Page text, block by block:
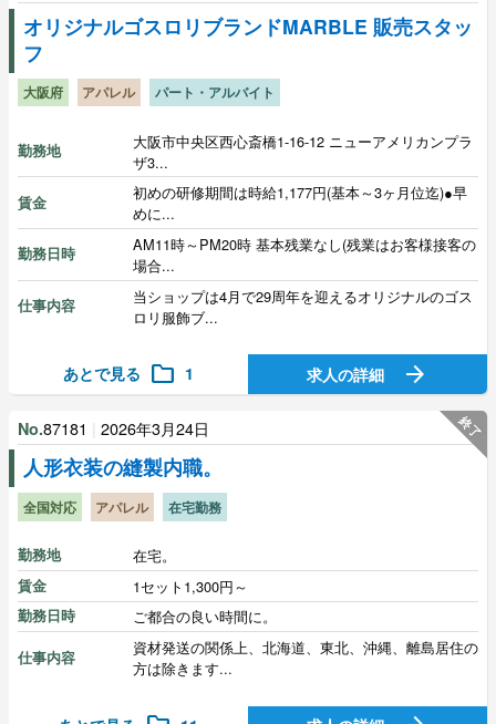
オリジナルゴスロリブランドMARBLE 販売スタッ
フ
大阪府 アパレル パート・アルバイト
勤務地
大阪市中央区西心斎橋1-16-12 ニューアメリカンプラ
ザ3...
賃金
初めの研修期間は時給1,177円(基本～3ヶ月位迄)●早
めに...
勤務日時
AM11時～PM20時 基本残業なし(残業はお客様接客の
場合...
仕事内容
当ショップは4月で29周年を迎えるオリジナルのゴス
ロリ服飾ブ...
あとで見る folder 1 求人の詳細 arrow_forward
No.87181 2026年3月24日
人形衣装の縫製内職。
全国対応 アパレル 在宅勤務
勤務地 在宅。
賃金 1セット1,300円～
勤務日時 ご都合の良い時間に。
仕事内容
資材発送の関係上、北海道、東北、沖縄、離島居住の
方は除きます...
終了